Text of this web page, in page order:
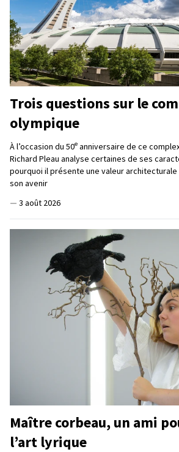
Trois questions sur le
olympique
À l’occasion du 50e anniversaire de ce
Richard Pleau analyse certaines de ses
pourquoi il présente une valeur
son avenir
— 3 août 2026
Maître corbeau, un ami
l’art lyrique